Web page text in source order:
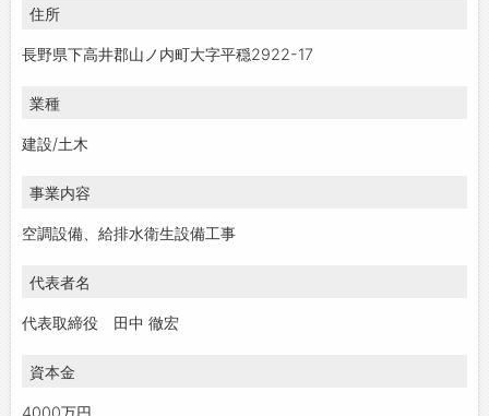
住所
長野県下高井郡山ノ内町大字平穏2922-17
業種
建設/土木
事業内容
空調設備、給排水衛生設備工事
代表者名
代表取締役 田中 徹宏
資本金
4000万円